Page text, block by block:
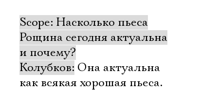
Scope: Насколько пьеса
Рощина сегодня актуальна
и почему?
Колубков: Она актуальна
как всякая хорошая пьеса.